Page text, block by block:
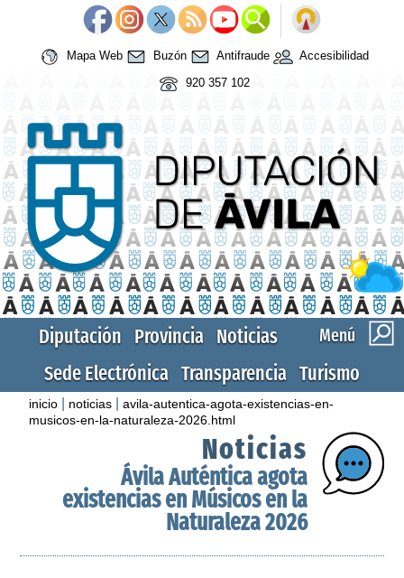
Mapa Web Buzón Antifraude
Accesibilidad
920 357 102
Menú
Diputación Provincia Noticias
Sede Electrónica Transparencia Turismo
inicio noticias |avila-autentica-agota-existencias-en-
musicos-en-la-naturaleza-2026.html
Noticias
Ávila Auténtica agota
existencias en Músicos en la
Naturaleza 2026